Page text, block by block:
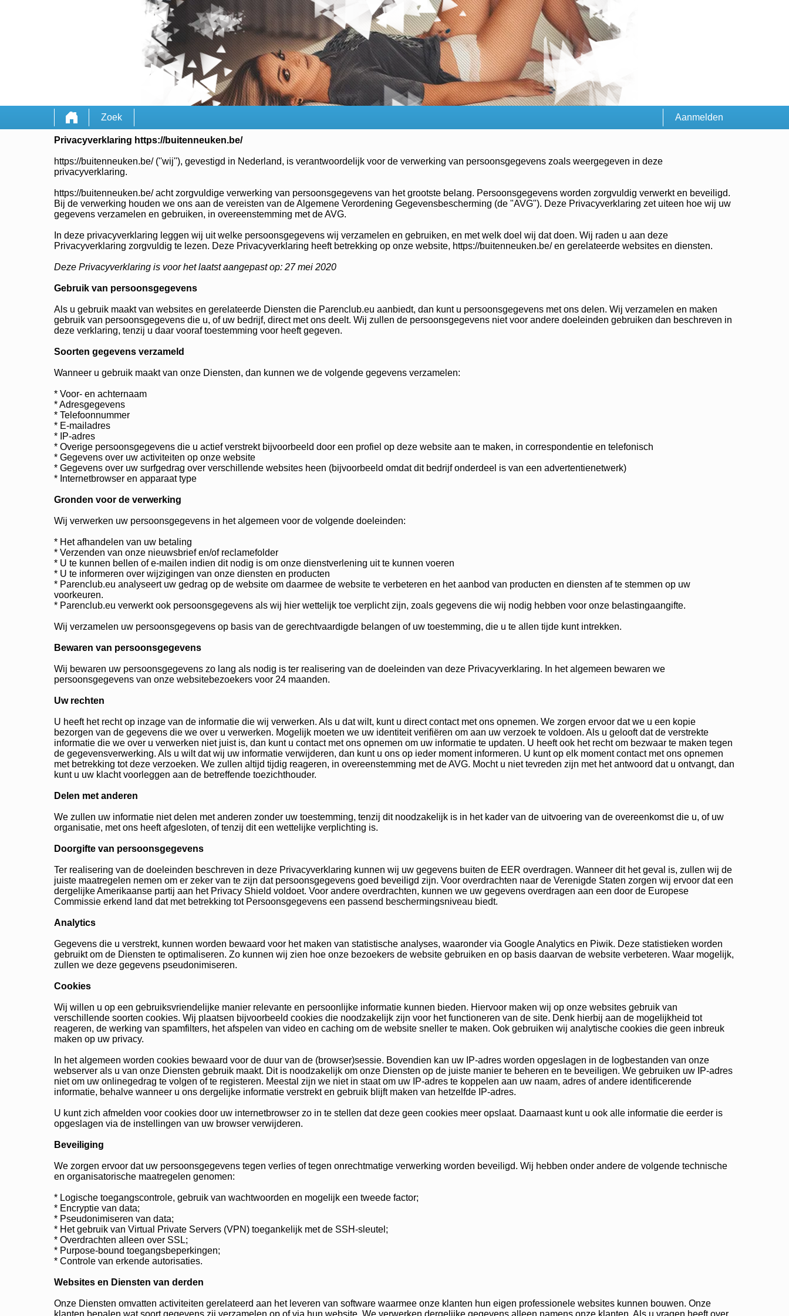
Zoek Aanmelden
Privacyverklaring https://buitenneuken.be/
https://buitenneuken.be/ (''wij''), gevestigd in Nederland, is verantwoordelijk voor de verwerking van persoonsgegevens zoals weergegeven in deze
privacyverklaring.
https://buitenneuken.be/ acht zorgvuldige verwerking van persoonsgegevens van het grootste belang. Persoonsgegevens worden zorgvuldig verwerkt en beveiligd.
Bij de verwerking houden we ons aan de vereisten van de Algemene Verordening Gegevensbescherming (de "AVG"). Deze Privacyverklaring zet uiteen hoe wij uw
gegevens verzamelen en gebruiken, in overeenstemming met de AVG.
In deze privacyverklaring leggen wij uit welke persoonsgegevens wij verzamelen en gebruiken, en met welk doel wij dat doen. Wij raden u aan deze
Privacyverklaring zorgvuldig te lezen. Deze Privacyverklaring heeft betrekking op onze website, https://buitenneuken.be/ en gerelateerde websites en diensten.
Deze Privacyverklaring is voor het laatst aangepast op: 27 mei 2020
Gebruik van persoonsgegevens
Als u gebruik maakt van websites en gerelateerde Diensten die Parenclub.eu aanbiedt, dan kunt u persoonsgegevens met ons delen. Wij verzamelen en maken
gebruik van persoonsgegevens die u, of uw bedrijf, direct met ons deelt. Wij zullen de persoonsgegevens niet voor andere doeleinden gebruiken dan beschreven in
deze verklaring, tenzij u daar vooraf toestemming voor heeft gegeven.
Soorten gegevens verzameld
Wanneer u gebruik maakt van onze Diensten, dan kunnen we de volgende gegevens verzamelen:
* Voor- en achternaam
* Adresgegevens
* Telefoonnummer
* E-mailadres
* IP-adres
* Overige persoonsgegevens die u actief verstrekt bijvoorbeeld door een profiel op deze website aan te maken, in correspondentie en telefonisch
* Gegevens over uw activiteiten op onze website
* Gegevens over uw surfgedrag over verschillende websites heen (bijvoorbeeld omdat dit bedrijf onderdeel is van een advertentienetwerk)
* Internetbrowser en apparaat type
Gronden voor de verwerking
Wij verwerken uw persoonsgegevens in het algemeen voor de volgende doeleinden:
* Het afhandelen van uw betaling
* Verzenden van onze nieuwsbrief en/of reclamefolder
* U te kunnen bellen of e-mailen indien dit nodig is om onze dienstverlening uit te kunnen voeren
* U te informeren over wijzigingen van onze diensten en producten
* Parenclub.eu analyseert uw gedrag op de website om daarmee de website te verbeteren en het aanbod van producten en diensten af te stemmen op uw
voorkeuren.
* Parenclub.eu verwerkt ook persoonsgegevens als wij hier wettelijk toe verplicht zijn, zoals gegevens die wij nodig hebben voor onze belastingaangifte.
Wij verzamelen uw persoonsgegevens op basis van de gerechtvaardigde belangen of uw toestemming, die u te allen tijde kunt intrekken.
Bewaren van persoonsgegevens
Wij bewaren uw persoonsgegevens zo lang als nodig is ter realisering van de doeleinden van deze Privacyverklaring. In het algemeen bewaren we
persoonsgegevens van onze websitebezoekers voor 24 maanden.
Uw rechten
U heeft het recht op inzage van de informatie die wij verwerken. Als u dat wilt, kunt u direct contact met ons opnemen. We zorgen ervoor dat we u een kopie
bezorgen van de gegevens die we over u verwerken. Mogelijk moeten we uw identiteit verifiëren om aan uw verzoek te voldoen. Als u gelooft dat de verstrekte
informatie die we over u verwerken niet juist is, dan kunt u contact met ons opnemen om uw informatie te updaten. U heeft ook het recht om bezwaar te maken tegen
de gegevensverwerking. Als u wilt dat wij uw informatie verwijderen, dan kunt u ons op ieder moment informeren. U kunt op elk moment contact met ons opnemen
met betrekking tot deze verzoeken. We zullen altijd tijdig reageren, in overeenstemming met de AVG. Mocht u niet tevreden zijn met het antwoord dat u ontvangt, dan
kunt u uw klacht voorleggen aan de betreffende toezichthouder.
Delen met anderen
We zullen uw informatie niet delen met anderen zonder uw toestemming, tenzij dit noodzakelijk is in het kader van de uitvoering van de overeenkomst die u, of uw
organisatie, met ons heeft afgesloten, of tenzij dit een wettelijke verplichting is.
Doorgifte van persoonsgegevens
Ter realisering van de doeleinden beschreven in deze Privacyverklaring kunnen wij uw gegevens buiten de EER overdragen. Wanneer dit het geval is, zullen wij de
juiste maatregelen nemen om er zeker van te zijn dat persoonsgegevens goed beveiligd zijn. Voor overdrachten naar de Verenigde Staten zorgen wij ervoor dat een
dergelijke Amerikaanse partij aan het Privacy Shield voldoet. Voor andere overdrachten, kunnen we uw gegevens overdragen aan een door de Europese
Commissie erkend land dat met betrekking tot Persoonsgegevens een passend beschermingsniveau biedt.
Analytics
Gegevens die u verstrekt, kunnen worden bewaard voor het maken van statistische analyses, waaronder via Google Analytics en Piwik. Deze statistieken worden
gebruikt om de Diensten te optimaliseren. Zo kunnen wij zien hoe onze bezoekers de website gebruiken en op basis daarvan de website verbeteren. Waar mogelijk,
zullen we deze gegevens pseudonimiseren.
Cookies
Wij willen u op een gebruiksvriendelijke manier relevante en persoonlijke informatie kunnen bieden. Hiervoor maken wij op onze websites gebruik van
verschillende soorten cookies. Wij plaatsen bijvoorbeeld cookies die noodzakelijk zijn voor het functioneren van de site. Denk hierbij aan de mogelijkheid tot
reageren, de werking van spamfilters, het afspelen van video en caching om de website sneller te maken. Ook gebruiken wij analytische cookies die geen inbreuk
maken op uw privacy.
In het algemeen worden cookies bewaard voor de duur van de (browser)sessie. Bovendien kan uw IP-adres worden opgeslagen in de logbestanden van onze
webserver als u van onze Diensten gebruik maakt. Dit is noodzakelijk om onze Diensten op de juiste manier te beheren en te beveiligen. We gebruiken uw IP-adres
niet om uw onlinegedrag te volgen of te registeren. Meestal zijn we niet in staat om uw IP-adres te koppelen aan uw naam, adres of andere identificerende
informatie, behalve wanneer u ons dergelijke informatie verstrekt en gebruik blijft maken van hetzelfde IP-adres.
U kunt zich afmelden voor cookies door uw internetbrowser zo in te stellen dat deze geen cookies meer opslaat. Daarnaast kunt u ook alle informatie die eerder is
opgeslagen via de instellingen van uw browser verwijderen.
Beveiliging
We zorgen ervoor dat uw persoonsgegevens tegen verlies of tegen onrechtmatige verwerking worden beveiligd. Wij hebben onder andere de volgende technische
en organisatorische maatregelen genomen:
* Logische toegangscontrole, gebruik van wachtwoorden en mogelijk een tweede factor;
* Encryptie van data;
* Pseudonimiseren van data;
* Het gebruik van Virtual Private Servers (VPN) toegankelijk met de SSH-sleutel;
* Overdrachten alleen over SSL;
* Purpose-bound toegangsbeperkingen;
* Controle van erkende autorisaties.
Websites en Diensten van derden
Onze Diensten omvatten activiteiten gerelateerd aan het leveren van software waarmee onze klanten hun eigen professionele websites kunnen bouwen. Onze
klanten bepalen wat soort gegevens zij verzamelen op of via hun website. We verwerken dergelijke gegevens alleen namens onze klanten. Als u vragen heeft over